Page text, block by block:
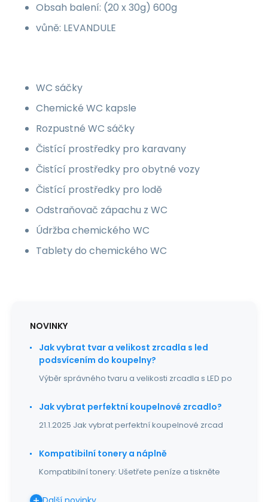
Obsah balení: (20 x 30g) 600g
vůně: LEVANDULE
WC sáčky
Chemické WC kapsle
Rozpustné WC sáčky
Čistící prostředky pro karavany
Čistící prostředky pro obytné vozy
Čistící prostředky pro lodě
Odstraňovač zápachu z WC
Údržba chemického WC
Tablety do chemického WC
NOVINKY
Jak vybrat tvar a velikost zrcadla s led
podsvícením do koupelny?
Výběr správného tvaru a velikosti zrcadla s LED po
Jak vybrat perfektní koupelnové zrcadlo?
21.1.2025 Jak vybrat perfektní koupelnové zrcad
Kompatibilní tonery a náplně
Kompatibilní tonery: Ušetřete peníze a tiskněte